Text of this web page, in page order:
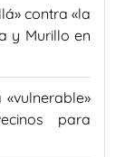
contra «la
y Murillo en
para